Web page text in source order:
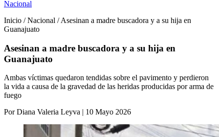
Nacional
Inicio / Nacional / Asesinan a madre buscadora y a su hija en
Guanajuato
Asesinan a madre buscadora y a su hija en
Guanajuato
Ambas víctimas quedaron tendidas sobre el pavimento y perdieron
la vida a causa de la gravedad de las heridas producidas por arma de
fuego
Por Diana Valeria Leyva | 10 Mayo 2026